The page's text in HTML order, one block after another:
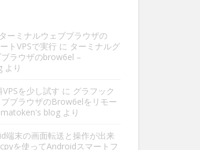
ーミナルウェブブラウザの
トVPSで実行 に ターミナルグ
ラウザのbrow6el –
より
を少し試す に グラフック
ブラウザのBrow6elをリモー
matoken's blog より
端末の画面転送と操作が出来
を使ってAndroidスマートフ